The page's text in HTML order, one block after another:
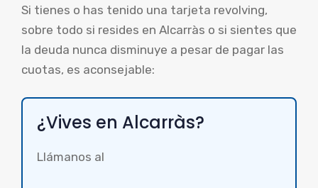
Si tienes o has tenido una tarjeta revolving,
sobre todo si resides en Alcarràs o si sientes que
la deuda nunca disminuye a pesar de pagar las
cuotas, es aconsejable:
¿Vives en Alcarràs?
Llámanos al